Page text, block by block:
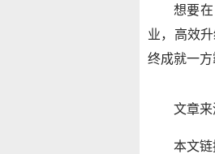
想要
业，高效
终成就一
文章来
本文链